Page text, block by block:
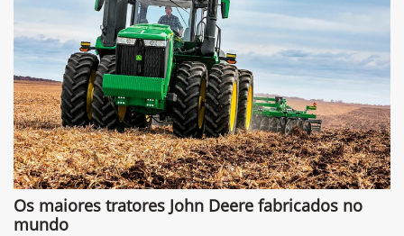
Os maiores tratores John Deere fabricados no
mundo